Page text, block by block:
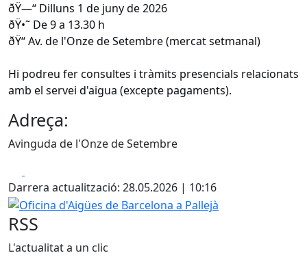
ðŸ—“️ Dilluns 1 de juny de 2026
ðŸ•˜ De 9 a 13.30 h
ðŸ“ Av. de l'Onze de Setembre (mercat setmanal)
Hi podreu fer consultes i tràmits presencials relacionats
amb el servei d'aigua (excepte pagaments).
Adreça:
Avinguda de l'Onze de Setembre
Darrera actualització: 28.05.2026 | 10:16
Oficina d'Aigües de Barcelona a Pallejà
RSS
L'actualitat a un clic